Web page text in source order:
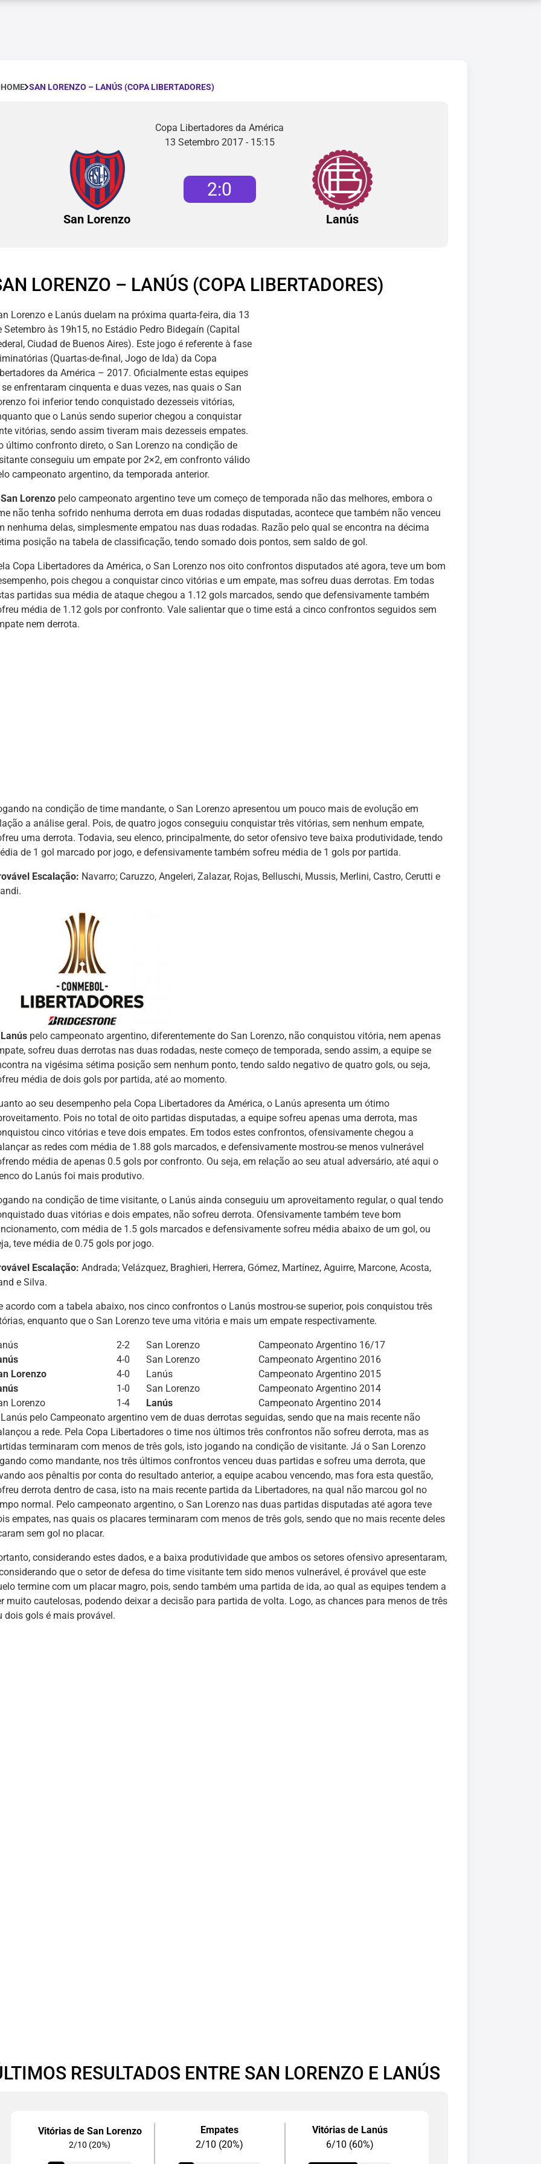
HOME SAN LORENZO – LANÚS (COPA LIBERTADORES)
Copa Libertadores da América
13 Setembro 2017 - 15:15
San Lorenzo
2:0
Lanús
LORENZO – LANÚS (COPA LIBERTADORES)
Lorenzo e Lanús duelam na próxima quarta-feira, dia 13
Setembro às 19h15, no Estádio Pedro Bidegaín (Capital
Ciudad de Buenos Aires). Este jogo é referente à fase
(Quartas-de-final, Jogo de Ida) da Copa
da América – 2017. Oficialmente estas equipes
se enfrentaram cinquenta e duas vezes, nas quais o San
foi inferior tendo conquistado dezesseis vitórias,
que o Lanús sendo superior chegou a conquistar
vitórias, sendo assim tiveram mais dezesseis empates.
último confronto direto, o San Lorenzo na condição de
conseguiu um empate por 2×2, em confronto válido
campeonato argentino, da temporada anterior.
San Lorenzo pelo campeonato argentino teve um começo de temporada não das melhores, embora o
não tenha sofrido nenhuma derrota em duas rodadas disputadas, acontece que também não venceu
nenhuma delas, simplesmente empatou nas duas rodadas. Razão pelo qual se encontra na décima
posição na tabela de classificação, tendo somado dois pontos, sem saldo de gol.
Copa Libertadores da América, o San Lorenzo nos oito confrontos disputados até agora, teve um bom
pois chegou a conquistar cinco vitórias e um empate, mas sofreu duas derrotas. Em todas
partidas sua média de ataque chegou a 1.12 gols marcados, sendo que defensivamente também
média de 1.12 gols por confronto. Vale salientar que o time está a cinco confrontos seguidos sem
nem derrota.
na condição de time mandante, o San Lorenzo apresentou um pouco mais de evolução em
a análise geral. Pois, de quatro jogos conseguiu conquistar três vitórias, sem nenhum empate,
uma derrota. Todavia, seu elenco, principalmente, do setor ofensivo teve baixa produtividade, tendo
de 1 gol marcado por jogo, e defensivamente também sofreu média de 1 gols por partida.
Escalação: Navarro; Caruzzo, Angeleri, Zalazar, Rojas, Belluschi, Mussis, Merlini, Castro, Cerutti e
Lanúspelo campeonato argentino, diferentemente do San Lorenzo, não conquistou vitória, nem apenas
sofreu duas derrotas nas duas rodadas, neste começo de temporada, sendo assim, a equipe se
na vigésima sétima posição sem nenhum ponto, tendo saldo negativo de quatro gols, ou seja,
média de dois gols por partida, até ao momento.
ao seu desempenho pela Copa Libertadores da América, o Lanús apresenta um ótimo
Pois no total de oito partidas disputadas, a equipe sofreu apenas uma derrota, mas
cinco vitórias e teve dois empates. Em todos estes confrontos, ofensivamente chegou a
as redes com média de 1.88 gols marcados, e defensivamente mostrou-se menos vulnerável
média de apenas 0.5 gols por confronto. Ou seja, em relação ao seu atual adversário, até aqui o
do Lanús foi mais produtivo.
na condição de time visitante, o Lanús ainda conseguiu um aproveitamento regular, o qual tendo
duas vitórias e dois empates, não sofreu derrota. Ofensivamente também teve bom
com média de 1.5 gols marcados e defensivamente sofreu média abaixo de um gol, ou
teve média de 0.75 gols por jogo.
Escalação: Andrada; Velázquez, Braghieri, Herrera, Gómez, Martínez, Aguirre, Marcone, Acosta,
e Silva.
acordo com a tabela abaixo, nos cinco confrontos o Lanús mostrou-se superior, pois conquistou três
enquanto que o San Lorenzo teve uma vitória e mais um empate respectivamente.
2-2 San Lorenzo
Campeonato Argentino 16/17
4-0 San Lorenzo
Campeonato Argentino 2016
Lorenzo
4-0 Lanús
Campeonato Argentino 2015
1-0 San Lorenzo
Campeonato Argentino 2014
Lorenzo
1-4 Lanús
Campeonato Argentino 2014
Lanús pelo Campeonato argentino vem de duas derrotas seguidas, sendo que na mais recente não
a rede. Pela Copa Libertadores o time nos últimos três confrontos não sofreu derrota, mas as
terminaram com menos de três gols, isto jogando na condição de visitante. Já o San Lorenzo
como mandante, nos três últimos confrontos venceu duas partidas e sofreu uma derrota, que
aos pênaltis por conta do resultado anterior, a equipe acabou vencendo, mas fora esta questão,
derrota dentro de casa, isto na mais recente partida da Libertadores, na qual não marcou gol no
normal. Pelo campeonato argentino, o San Lorenzo nas duas partidas disputadas até agora teve
empates, nas quais os placares terminaram com menos de três gols, sendo que no mais recente deles
sem gol no placar.
considerando estes dados, e a baixa produtividade que ambos os setores ofensivo apresentaram,
que o setor de defesa do time visitante tem sido menos vulnerável, é provável que este
termine com um placar magro, pois, sendo também uma partida de ida, ao qual as equipes tendem a
muito cautelosas, podendo deixar a decisão para partida de volta. Logo, as chances para menos de três
dois gols é mais provável.
RESULTADOS ENTRE SAN LORENZO E LANÚS
Vitórias de San Lorenzo
2/10 (20%)
Empates
2/10 (20%)
Vitórias de Lanús
6/10 (60%)